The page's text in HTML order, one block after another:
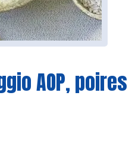
AOP, poires